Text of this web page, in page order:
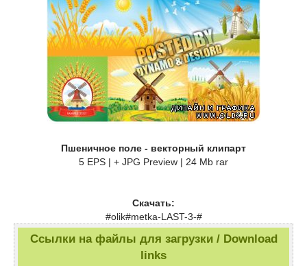
Пшеничное поле - векторный клипарт
5 EPS | + JPG Preview | 24 Mb rar
Скачать:
#olik#metka-LAST-3-#
Ссылки на файлы для загрузки / Download
links